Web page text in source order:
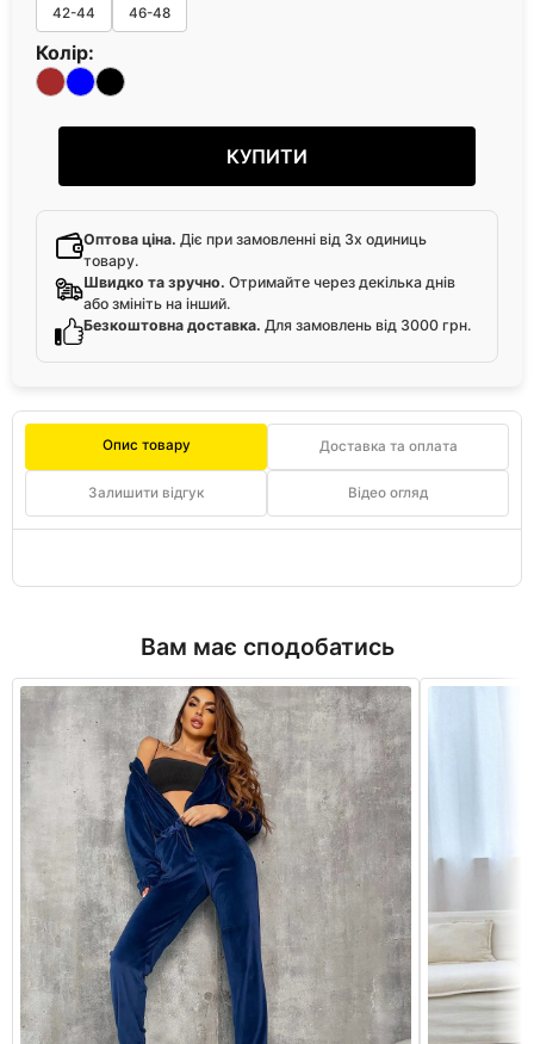
42-44 46-48
Колір:
КУПИТИ
Оптова ціна. Діє при замовленні від 3х одиниць
товару.
Швидко та зручно. Отримайте через декілька днів
або змініть на інший.
Безкоштовна доставка. Для замовлень від 3000 грн.
Опис товару Доставка та оплата
Залишити відгук Відео огляд
Вам має сподобатись